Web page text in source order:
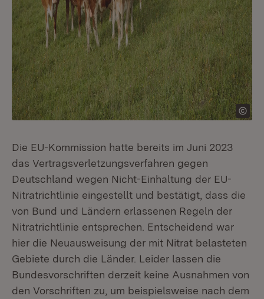
Die EU-Kommission hatte bereits im Juni 2023
das Vertragsverletzungsverfahren gegen
Deutschland wegen Nicht-Einhaltung der EU-
Nitratrichtlinie eingestellt und bestätigt, dass die
von Bund und Ländern erlassenen Regeln der
Nitratrichtlinie entsprechen. Entscheidend war
hier die Neuausweisung der mit Nitrat belasteten
Gebiete durch die Länder. Leider lassen die
Bundesvorschriften derzeit keine Ausnahmen von
den Vorschriften zu, um beispielsweise nach dem